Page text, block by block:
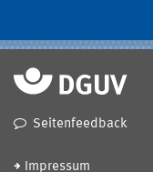
Seitenfeedback
Impressum